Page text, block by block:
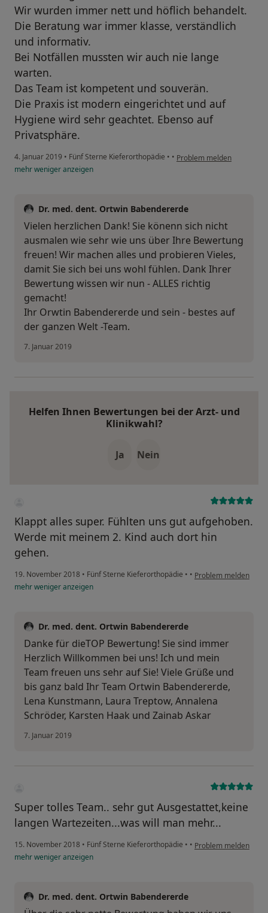
Wir wurden immer nett und höflich behandelt.
Die Beratung war immer klasse, verständlich
und informativ.
Bei Notfällen mussten wir auch nie lange
warten.
Das Team ist kompetent und souverän.
Die Praxis ist modern eingerichtet und auf
Hygiene wird sehr geachtet. Ebenso auf
Privatsphäre.
4. Januar 2019 • Fünf Sterne Kieferorthopädie • • Problem melden
mehrwenigeranzeigen
Dr. med. dent. Ortwin Babendererde
Vielen herzlichen Dank! Sie könenn sich nicht
ausmalen wie sehr wie uns über Ihre Bewertung
freuen! Wir machen alles und probieren Vieles,
damit Sie sich bei uns wohl fühlen. Dank Ihrer
Bewertung wissen wir nun - ALLES richtig
gemacht!
Ihr Orwtin Babendererde und sein - bestes auf
der ganzen Welt -Team.
7. Januar 2019
Helfen Ihnen Bewertungen bei der Arzt- und
Klinikwahl?
Ja Nein
Klappt alles super. Fühlten uns gut aufgehoben.
Werde mit meinem 2. Kind auch dort hin
gehen.
19. November 2018 • Fünf Sterne Kieferorthopädie • • Problem melden
mehrwenigeranzeigen
Dr. med. dent. Ortwin Babendererde
Danke für dieTOP Bewertung! Sie sind immer
Herzlich Willkommen bei uns! Ich und mein
Team freuen uns sehr auf Sie! Viele Grüße und
bis ganz bald Ihr Team Ortwin Babendererde,
Lena Kunstmann, Laura Treptow, Annalena
Schröder, Karsten Haak und Zainab Askar
7. Januar 2019
Super tolles Team.. sehr gut Ausgestattet,keine
langen Wartezeiten...was will man mehr...
15. November 2018 • Fünf Sterne Kieferorthopädie • • Problem melden
mehrwenigeranzeigen
Dr. med. dent. Ortwin Babendererde